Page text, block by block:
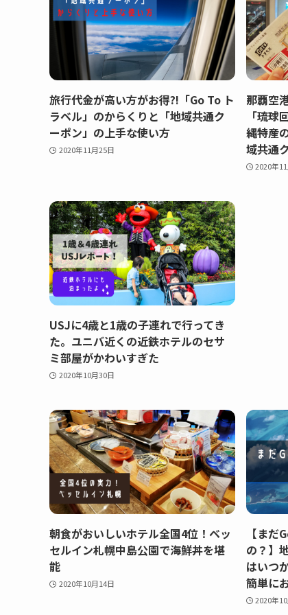
旅行代金が高い方がお得?!「Go To ト
ラベル」のからくりと「地域共通ク
ーポン」の上手な使い方
2020年11月25日
那覇空
「琉
縄特産
域共通
2020年
USJに4歳と1歳の子連れで行ってき
た。ユニバ近くの近鉄ホテルのセサ
ミ部屋がかわいすぎた
2020年10月30日
朝食がおいしいホテル全国4位！ベッ
セルイン札幌中島公園で海鮮丼を堪
能
2020年10月14日
【まだ
の？】
はいつ
簡単に
2020年